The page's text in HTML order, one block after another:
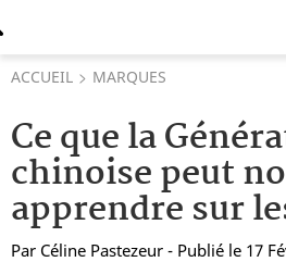
ACCUEIL MARQUES
Ce que la
chinoise peut
apprendre sur
Par Céline Pastezeur - Publié le 17